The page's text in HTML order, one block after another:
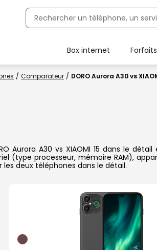
Box internet
Comparateur DORO Aurora A30 vs
Aurora A30 vs XIAOMI 15 dans le
(type processeur, mémoire RAM),
deux téléphones dans le détail.